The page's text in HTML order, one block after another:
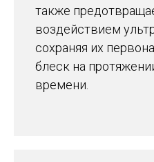
также
воздействием
сохраняя их
блеск на
времени.